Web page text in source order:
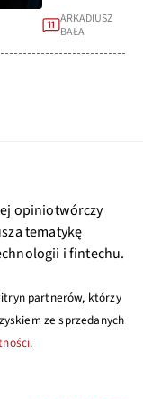
11 ARKADIUSZ
BAŁA
opiniotwórczy
tematykę
i fintechu.
partnerów, którzy
ze sprzedanych
.